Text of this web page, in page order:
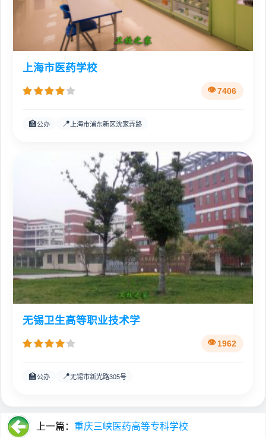
上海市医药学校
7406
🏫公办 📍 上海市浦东新区沈家弄路
无锡卫生高等职业技术学
1962
🏫公办 📍无锡市新光路305号
上一篇： 重庆三峡医药高等专科学校